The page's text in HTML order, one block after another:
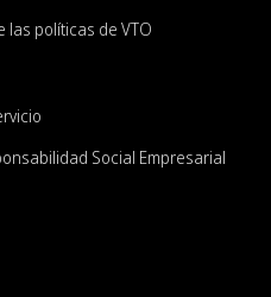
las políticas de VTO
Social Empresarial